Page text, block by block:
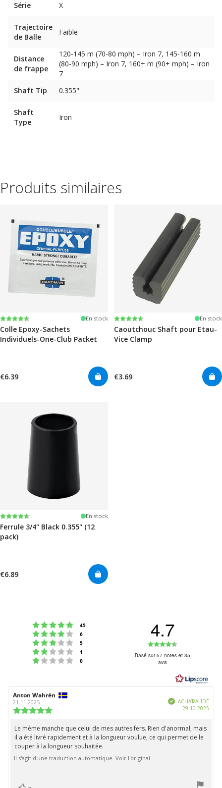
Série
X
Trajectoire
de Balle
Faible
Distance
de frappe
120-145 m (70-80 mph) – Iron 7, 145-160 m
(80-90 mph) – Iron 7, 160+ m (90+ mph) – Iron
7
Shaft Tip
0.355"
Shaft
Type
Iron
Produits similaires
Note:
4.6 sur 5 étoiles En stock
Colle Epoxy-Sachets
Individuels-One-Club Packet
€6.39
Note:
4.6 sur 5 étoiles En stock
Caoutchouc Shaft pour Etau-
Vice Clamp
€3.69
Note:
4.7 sur 5 étoiles En stock
Ferrule 3/4" Black 0.355" (12
pack)
€6.89
Note : 5 étoiles sur 5
45
Note : 4 étoiles sur 5
6
Note : 3 étoiles sur 5
5
Note : 2 étoiles sur 5
1
Note : 1 étoiles sur 5
0
4.7
:
étoiles
5
Basé sur 57 notes et 35
avis
Auteur
de
l'évaluation:
Anton Wahrén
21.11.2025
l'évaluation
:
5.0
étoiles
sur
VérifiéACHAT VALIDÉ
29.10.2025
Texte
de
l'évaluation:
Le même manche que celui de mes autres fers. Rien d'anormal, mais
il a été livré rapidement et à la longueur voulue, ce qui permet de le
couper à la longueur souhaitée.
Il s'agit d'une traduction automatique. Voir l'original.